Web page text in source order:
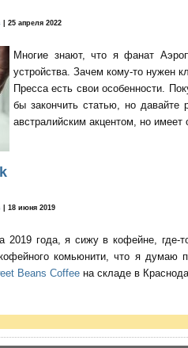
| 25 апреля 2022
Многие знают, что я фанат
устройства. Зачем кому-то нужен
Пресса есть свои особенности.
бы закончить статью, но давайте
австралийским акцентом, но имеет
| 18 июня 2019
2019 года, я сижу в кофейне,
кофейного комьюнити, что я
Beans Coffee на складе в